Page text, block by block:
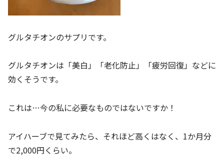
グルタチオンのサプリです。
グルタチオンは「美白」「老化防止」「疲労回復」などに
効くそうです。
これは…今の私に必要なものではないですか！
アイハーブで見てみたら、それほど高くはなく、1か月分
で2,000円くらい。